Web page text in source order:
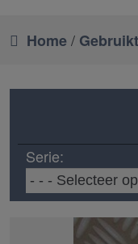
Home/
Serie: